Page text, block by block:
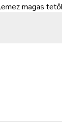
magas